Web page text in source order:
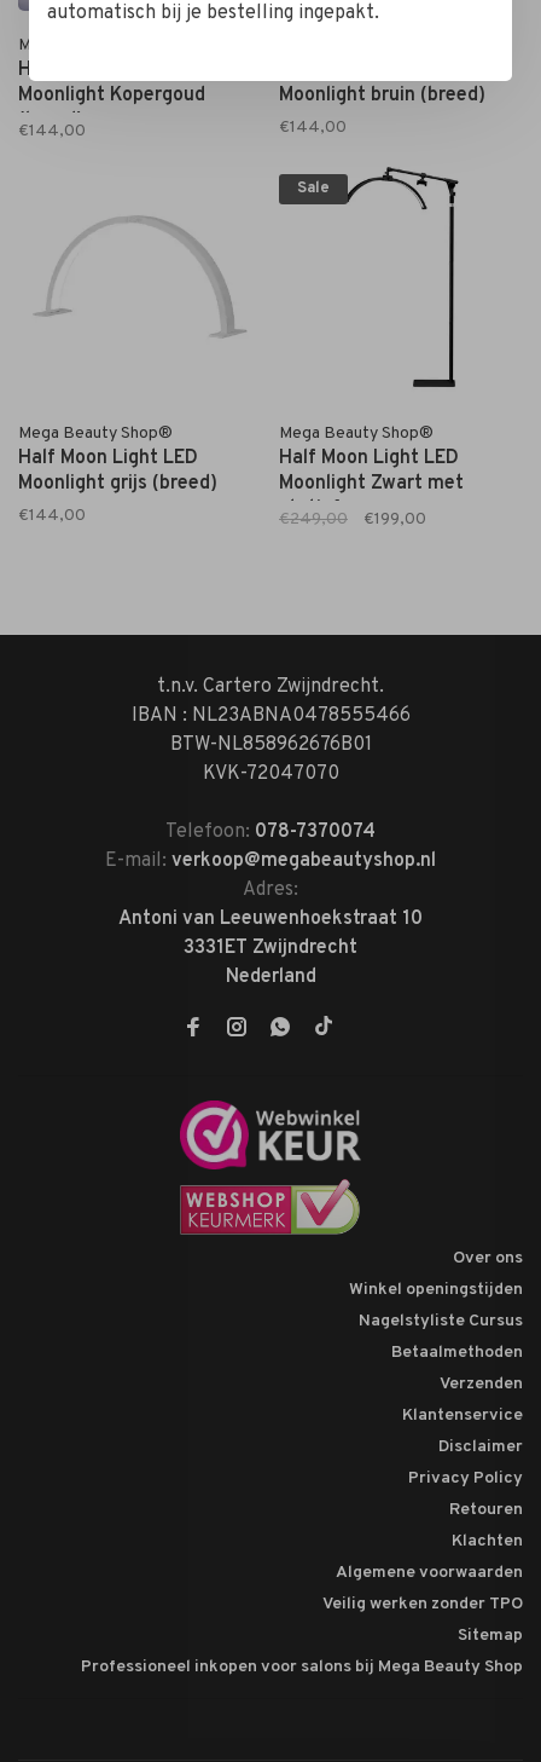
Mega Beauty Shop®
Half Moon Light LED
Moonlight Kopergoud
(breed)
€144,00
Moonlight bruin (breed)
€144,00
Mega Beauty Shop®
Half Moon Light LED
Moonlight grijs (breed)
€144,00
Sale
Mega Beauty Shop®
Half Moon Light LED
Moonlight Zwart met
statief
€249,00 €199,00
t.n.v. Cartero Zwijndrecht.
IBAN : NL23ABNA0478555466
BTW-NL858962676B01
KVK-72047070
Telefoon: 078-7370074
E-mail: verkoop@megabeautyshop.nl
Adres:
Antoni van Leeuwenhoekstraat 10
3331ET Zwijndrecht
Nederland
Over ons
Winkel openingstijden
Nagelstyliste Cursus
Betaalmethoden
Verzenden
Klantenservice
Disclaimer
Privacy Policy
Retouren
Klachten
Algemene voorwaarden
Veilig werken zonder TPO
Sitemap
Professioneel inkopen voor salons bij Mega Beauty Shop
automatisch bij je bestelling ingepakt.